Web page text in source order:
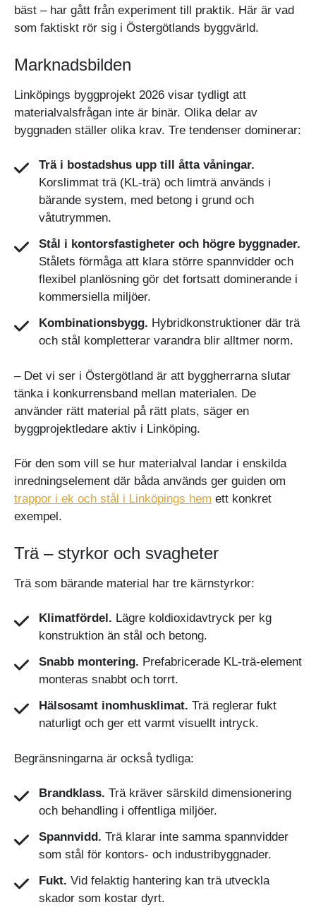
bäst – har gått från experiment till praktik. Här är vad
som faktiskt rör sig i Östergötlands byggvärld.
Marknadsbilden
Linköpings byggprojekt 2026 visar tydligt att
materialvalsfrågan inte är binär. Olika delar av
byggnaden ställer olika krav. Tre tendenser dominerar:
Trä i bostadshus upp till åtta våningar.
Korslimmat trä (KL-trä) och limträ används i
bärande system, med betong i grund och
våtutrymmen.
Stål i kontorsfastigheter och högre byggnader.
Stålets förmåga att klara större spannvidder och
flexibel planlösning gör det fortsatt dominerande i
kommersiella miljöer.
Kombinationsbygg. Hybridkonstruktioner där trä
och stål kompletterar varandra blir alltmer norm.
– Det vi ser i Östergötland är att byggherrarna slutar
tänka i konkurrensband mellan materialen. De
använder rätt material på rätt plats, säger en
byggprojektledare aktiv i Linköping.
För den som vill se hur materialval landar i enskilda
inredningselement där båda används ger guiden om
trappor i ek och stål i Linköpings hem ett konkret
exempel.
Trä – styrkor och svagheter
Trä som bärande material har tre kärnstyrkor:
Klimatfördel. Lägre koldioxidavtryck per kg
konstruktion än stål och betong.
Snabb montering. Prefabricerade KL-trä-element
monteras snabbt och torrt.
Hälsosamt inomhusklimat. Trä reglerar fukt
naturligt och ger ett varmt visuellt intryck.
Begränsningarna är också tydliga:
Brandklass. Trä kräver särskild dimensionering
och behandling i offentliga miljöer.
Spannvidd. Trä klarar inte samma spannvidder
som stål för kontors- och industribyggnader.
Fukt. Vid felaktig hantering kan trä utveckla
skador som kostar dyrt.